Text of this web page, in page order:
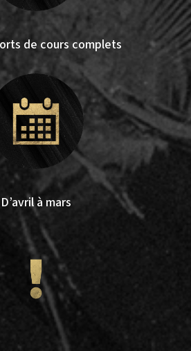
de cours complets
D’avril à mars